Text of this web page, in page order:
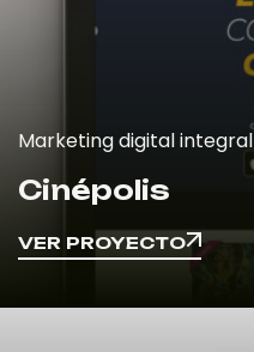
Marketing digital integral
Cinépolis
VER PROYECTO
VER PROYECTO